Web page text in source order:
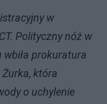
w
Polityczny nóż w
prokuratura
która
o uchylenie